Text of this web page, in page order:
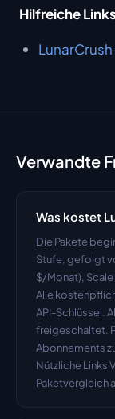
Hilfreiche Links
Verwandte
Was kostet
Die Pakete
Stufe, gefolgt
$/Monat),
Alle
API-Schlüssel.
freigeschaltet.
Abonnements
Nützliche Links
Paketvergleich